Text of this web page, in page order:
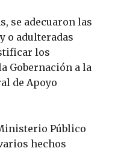
se adecuaron las
o adulteradas
los
Gobernación a la
de Apoyo
Público
hechos